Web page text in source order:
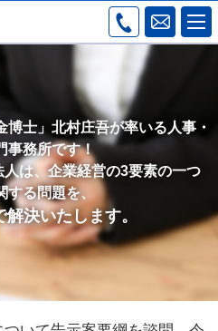
士」北村庄吾が率いる人事・
事務所です！
は、企業経営の3要素の一つ
する問題を、
決いたします。